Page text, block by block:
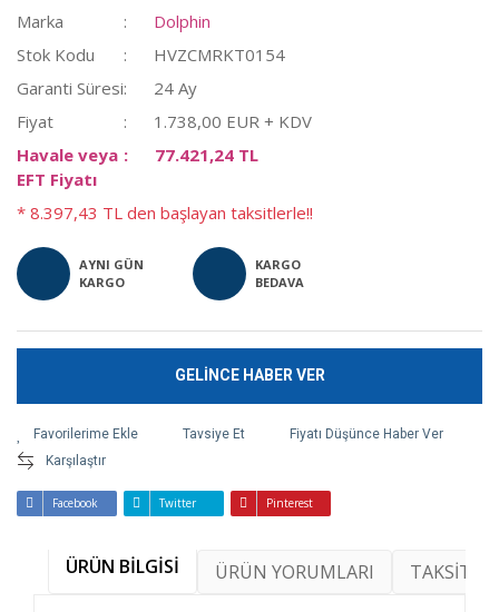
Marka
Dolphin
Stok Kodu
HVZCMRKT0154
Garanti Süresi
24 Ay
Fiyat
1.738,00 EUR + KDV
Havale veya
EFT Fiyatı
77.421,24 TL
* 8.397,43 TL den başlayan taksitlerle!!
AYNI GÜN
KARGO
KARGO
BEDAVA
GELİNCE HABER VER
Tavsiye Et
Fiyatı Düşünce Haber Ver
Karşılaştır
Facebook Twitter Pinterest
ÜRÜN BİLGİSİ ÜRÜN YORUMLARI TAKSİT